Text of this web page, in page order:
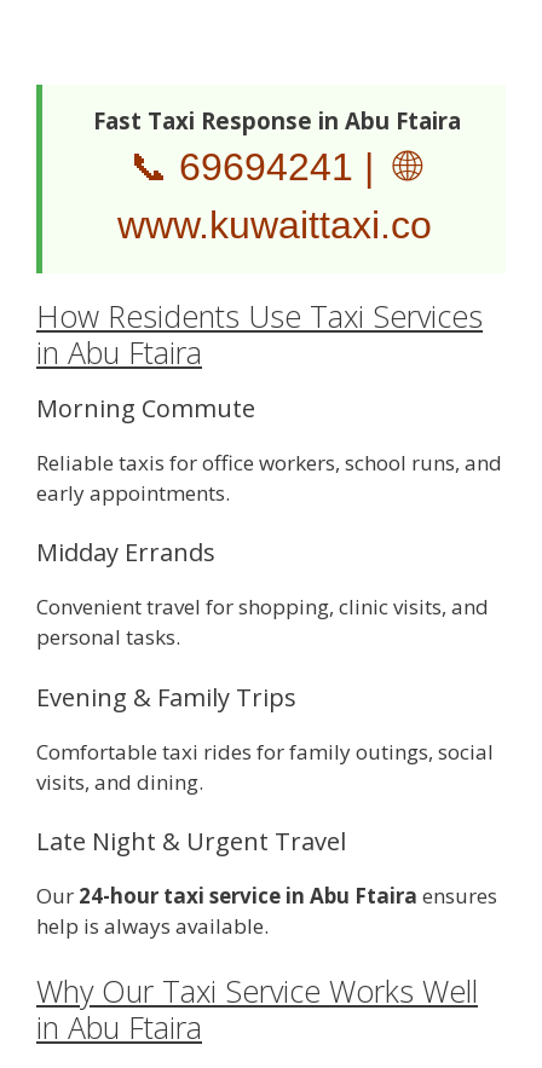
Fast Taxi Response in Abu Ftaira
📞 69694241 | 🌐
www.kuwaittaxi.co
How Residents Use Taxi Services
in Abu Ftaira
Morning Commute
Reliable taxis for office workers, school runs, and
early appointments.
Midday Errands
Convenient travel for shopping, clinic visits, and
personal tasks.
Evening & Family Trips
Comfortable taxi rides for family outings, social
visits, and dining.
Late Night & Urgent Travel
Our 24-hour taxi service in Abu Ftaira ensures
help is always available.
Why Our Taxi Service Works Well
in Abu Ftaira